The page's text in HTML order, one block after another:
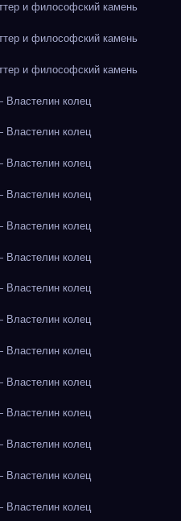
и философский камень
и философский камень
и философский камень
колец
колец
колец
колец
колец
колец
колец
колец
колец
колец
колец
колец
колец
колец